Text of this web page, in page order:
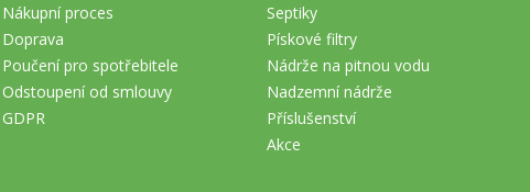
Nákupní proces
Doprava
Poučení pro spotřebitele
Odstoupení od smlouvy
GDPR
Septiky
Pískové filtry
Nádrže na pitnou vodu
Nadzemní nádrže
Příslušenství
Akce